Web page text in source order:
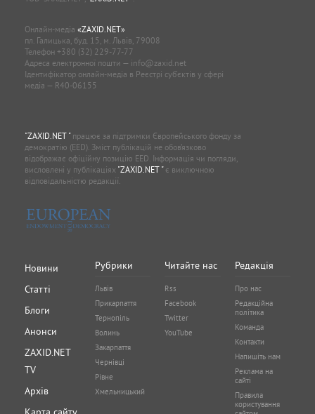
Онлайн-медіа «ZAXID.NET»
пл. Галицька, буд. 15, м. Львів, 79008
Телефон +380 (32) 229-77-77
Адреса електронної пошти — info@zaxid.net
Ідентифікатор онлайн-медіа в Реєстрі суб'єктів у сфері
медіа — R40-06155
"ZAXID.NET "працює за підтримки Європейського фонду за
демократію (EED). Зміст публікацій не обов’язково
відображає офіційну позицію EED. Інформація чи погляди,
висловлені у публікаціях "ZAXID.NET "є виключною
відповідальністю редакції.
Новини
Статті
Блоги
Анонси
ZAXID.NET
TV
Архів
Рубрики
Львів
Прикарпаття
Тернопіль
Волинь
Закарпаття
Чернівці
Рівне
Хмельницький
Читайте нас
Rss
Facebook
Twitter
YouTube
Редакція
Про нас
Редакційна
політика
Команда
Контакти
Напишіть нам
Реклама на
сайті
Правила
користування